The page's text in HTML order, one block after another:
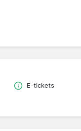
E-tickets